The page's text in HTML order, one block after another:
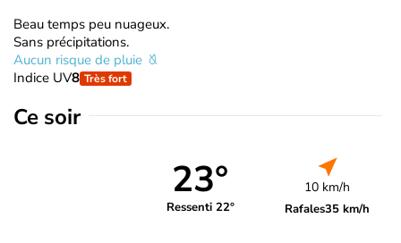
Beau temps peu nuageux.
Sans précipitations.
Aucun risque de pluie
Indice UV8 Très fort
Ce soir
23°
Ressenti 22°
10 km/h
Rafales35 km/h